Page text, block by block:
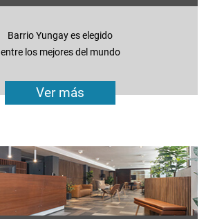
Barrio Yungay es elegido
entre los mejores del mundo
Ver más